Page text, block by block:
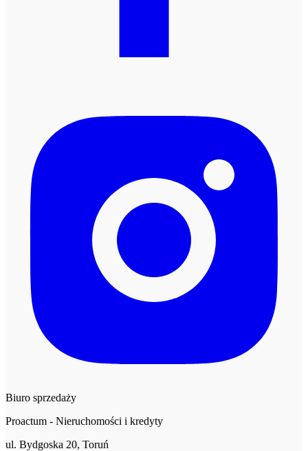
Biuro sprzedaży
Proactum - Nieruchomości i kredyty
ul. Bydgoska 20, Toruń